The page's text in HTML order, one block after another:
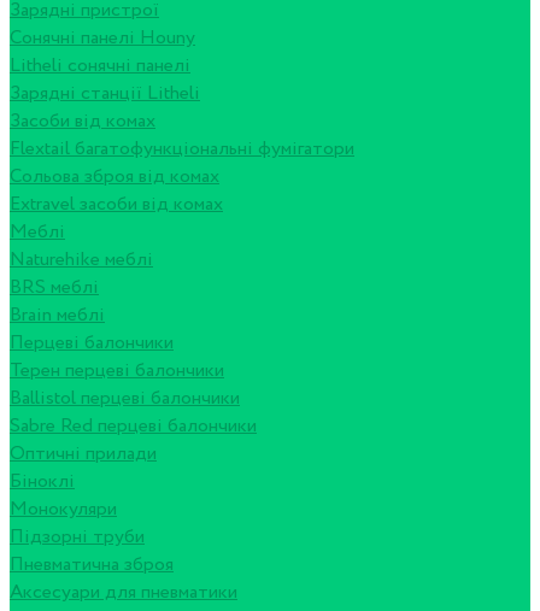
Зарядні пристрої
Сонячні панелі Houny
Litheli сонячні панелі
Зарядні станції Litheli
Засоби від комах
Flextail багатофункціональні фумігатори
Сольова зброя від комах
Extravel засоби від комах
Меблі
Naturehike меблі
BRS меблі
Brain меблі
Перцеві балончики
Терен перцеві балончики
Ballistol перцеві балончики
Sabre Red перцеві балончики
Оптичні прилади
Біноклі
Монокуляри
Підзорні труби
Пневматична зброя
Аксесуари для пневматики